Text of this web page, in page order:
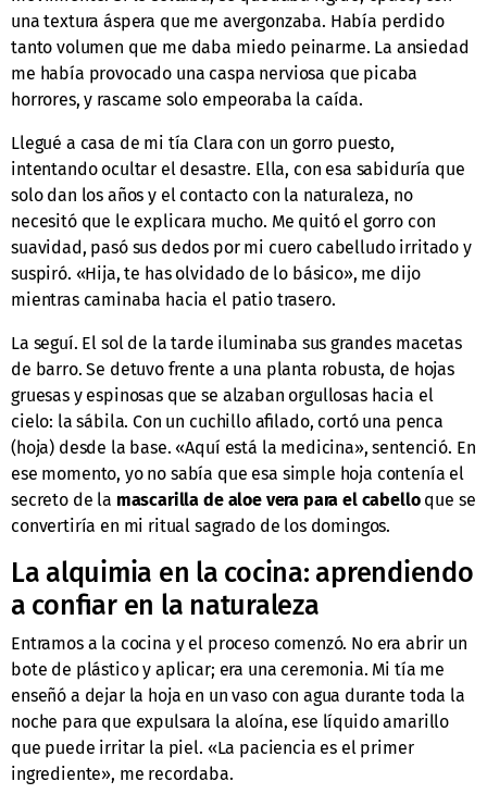
una textura áspera que me avergonzaba. Había perdido
tanto volumen que me daba miedo peinarme. La ansiedad
me había provocado una caspa nerviosa que picaba
horrores, y rascame solo empeoraba la caída.
Llegué a casa de mi tía Clara con un gorro puesto,
intentando ocultar el desastre. Ella, con esa sabiduría que
solo dan los años y el contacto con la naturaleza, no
necesitó que le explicara mucho. Me quitó el gorro con
suavidad, pasó sus dedos por mi cuero cabelludo irritado y
suspiró. «Hija, te has olvidado de lo básico», me dijo
mientras caminaba hacia el patio trasero.
La seguí. El sol de la tarde iluminaba sus grandes macetas
de barro. Se detuvo frente a una planta robusta, de hojas
gruesas y espinosas que se alzaban orgullosas hacia el
cielo: la sábila. Con un cuchillo afilado, cortó una penca
(hoja) desde la base. «Aquí está la medicina», sentenció. En
ese momento, yo no sabía que esa simple hoja contenía el
secreto de la mascarilla de aloe vera para el cabelloque se
convertiría en mi ritual sagrado de los domingos.
La alquimia en la cocina: aprendiendo
a confiar en la naturaleza
Entramos a la cocina y el proceso comenzó. No era abrir un
bote de plástico y aplicar; era una ceremonia. Mi tía me
enseñó a dejar la hoja en un vaso con agua durante toda la
noche para que expulsara la aloína, ese líquido amarillo
que puede irritar la piel. «La paciencia es el primer
ingrediente», me recordaba.